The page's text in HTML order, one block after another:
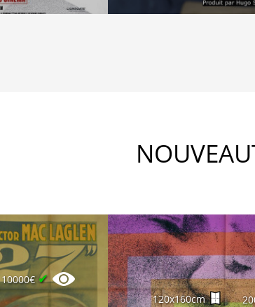
10000€✔
120x160cm